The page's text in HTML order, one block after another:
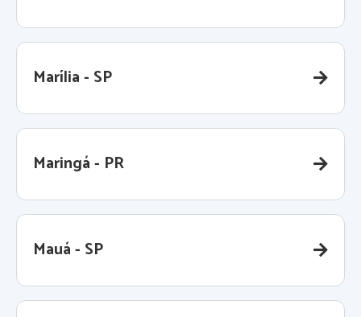
Marília - SP
Maringá - PR
Mauá - SP